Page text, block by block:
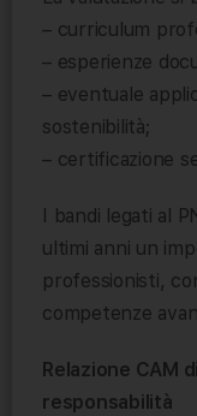
– curriculum
– esperienze
– eventuale
sostenibilità;
– certificazione
I bandi legati al
ultimi anni un
professionisti,
competenze
Relazione CAM
responsabilità